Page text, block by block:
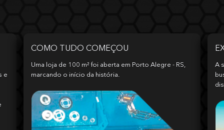
e
COMO TUDO COMEÇOU
Uma loja de 100 m² foi aberta em Porto Alegre - RS,
marcando o início da história.
A